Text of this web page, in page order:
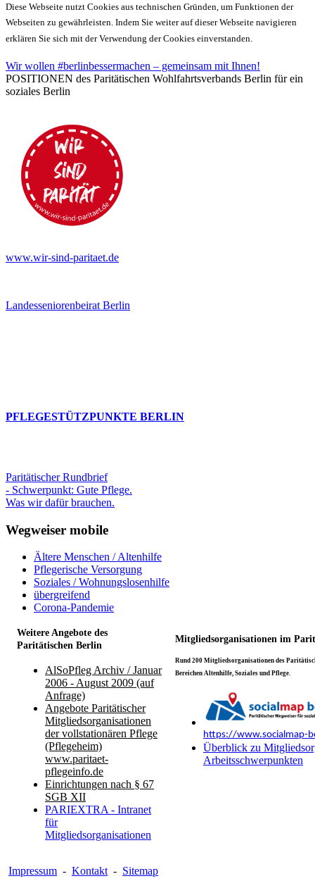
Diese Webseite nutzt Cookies aus technischen Gründen, um Funktionen der
Webseiten zu gewährleisten. Indem Sie weiter auf dieser Webseite navigieren
erklären Sie sich mit der Verwendung der Cookies einverstanden.
Wir wollen #berlinbessermachen – gemeinsam mit Ihnen!
POSITIONEN des Paritätischen Wohlfahrtsverbands Berlin für ein
soziales Berlin
www.wir-sind-paritaet.de
Landesseniorenbeirat Berlin
PFLEGESTÜTZPUNKTE BERLIN
Paritätischer Rundbrief
- Schwerpunkt: Gute Pflege.
Was wir dafür brauchen.
Wegweiser mobile
Ältere Menschen / Altenhilfe
Pflegerische Versorgung
Soziales / Wohnungslosenhilfe
übergreifend
Corona-Pandemie
Weitere Angebote des
Paritätischen Berlin
Mitgliedsorganisationen im
AlSoPfleg Archiv / Januar
2006 - August 2009 (auf
Anfrage)
Angebote Paritätischer
Mitgliedsorganisationen
der vollstationären Pflege
(Pflegeheim)
www.paritaet-
pflegeinfo.de
Einrichtungen nach § 67
SGB XII
PARIEXTRA - Intranet
für
Mitgliedsorganisationen
Rund 200 Mitgliedsorganisationen des
Bereichen Altenhilfe, Soziales und Pflege.
https://www.socialmap-
Überblick zu
Arbeitsschwerpunkten
Impressum - Kontakt - Sitemap